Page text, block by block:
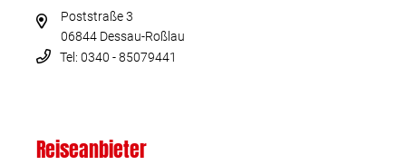
Poststraße 3
06844 Dessau-Roßlau
Tel: 0340 - 85079441
Reiseanbieter